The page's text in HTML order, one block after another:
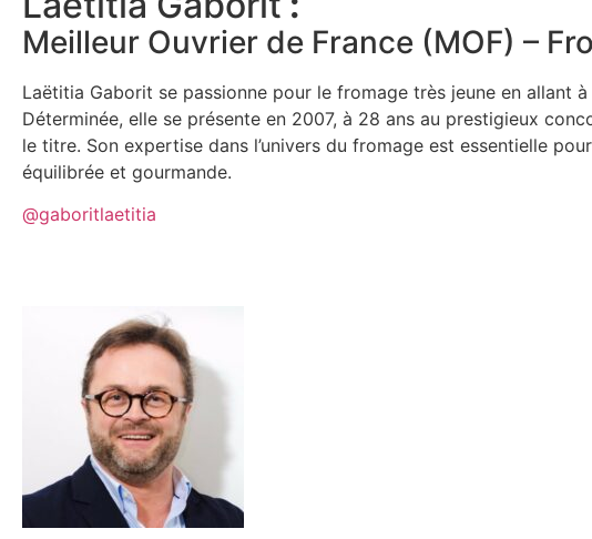
Meilleur Ouvrier de France (MOF) –
Laëtitia Gaborit se passionne pour le fromage très jeune en allant
Déterminée, elle se présente en 2007, à 28 ans au prestigieux
le titre. Son expertise dans l’univers du fromage est essentielle
équilibrée et gourmande.
@gaboritlaetitia